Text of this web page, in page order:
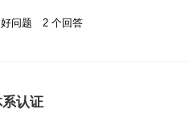
好问题 2 个回答
认证